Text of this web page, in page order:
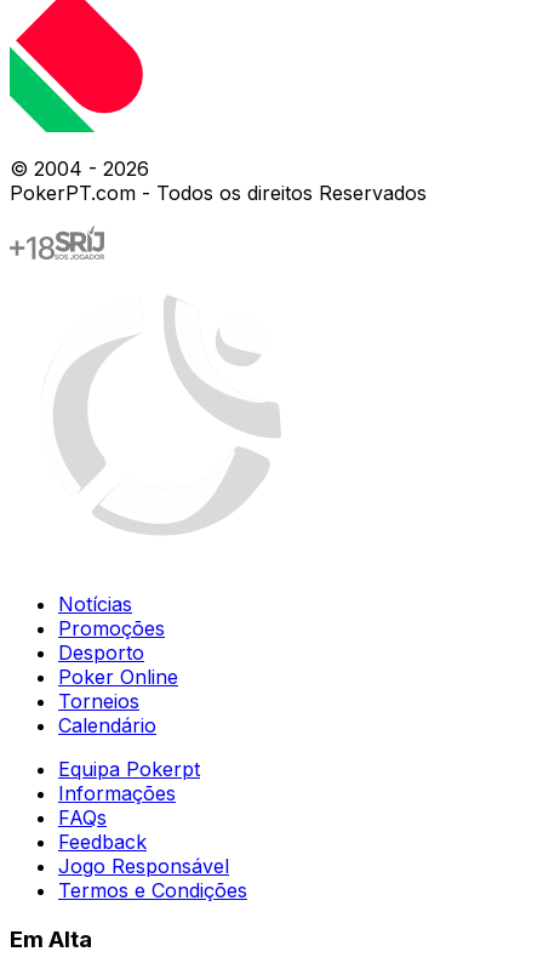
© 2004 - 2026
PokerPT.com - Todos os direitos Reservados
Notícias
Promoções
Desporto
Poker Online
Torneios
Calendário
Equipa Pokerpt
Informações
FAQs
Feedback
Jogo Responsável
Termos e Condições
Em Alta